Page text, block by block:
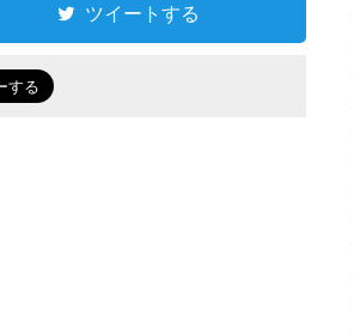
ツイートする